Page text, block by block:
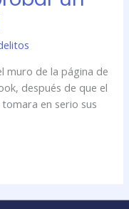
muro de la página de
después de que el
en serio sus